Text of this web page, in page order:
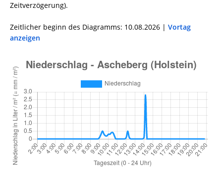
Zeitverzögerung).
Zeitlicher beginn des Diagramms: 10.08.2026 | Vortag
anzeigen